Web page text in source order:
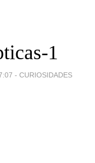
1
- CURIOSIDADES